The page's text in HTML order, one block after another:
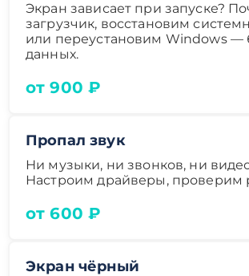
Экран зависает при запуске?
загрузчик, восстановим
или переустановим Windows —
данных.
от 900 ₽
Пропал звук
Ни музыки, ни звонков, ни
Настроим драйверы, проверим
от 600 ₽
Экран чёрный